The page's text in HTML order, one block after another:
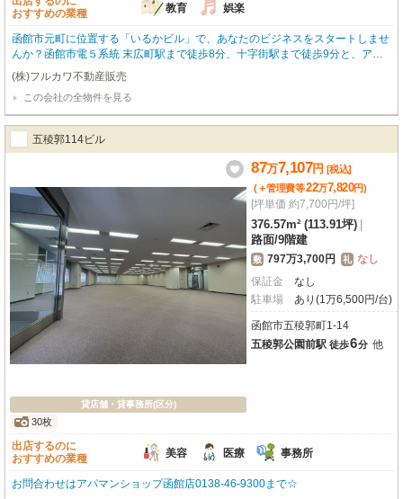
おすすめの業種
教育 娯楽
函館市元町に位置する「いるかビル」で、あなたのビジネスをスタートしませ
んか？函館市電５系統 末広町駅まで徒歩8分、十字街駅まで徒歩9分と、アク
セスしやすい立地です。歴史と文化が息づく元町エリアは、観光客も多く訪
れ、多様なビジネスチャンスが期待できます。この貸店舗・貸事務所は3階部
分、専有面積54.82m²。鉄筋コンクリート・鉄骨造のしっかりとした建物で
す。室内にはビルトインエアコン、照明器具、給排水設備が整っており、快適
な環境を提供します。さらに、防音室も備わっており、教育・スクール事業や
アミューズメント関連の店舗にもおすすめです。共用駐車場もございますの
で、お車でのアクセスも便利です。函館元町で新たな一歩を踏み出すチャンス
です。この機会にぜひご検討ください。詳細はお気軽にお問い合わせくださ
い！
(株)フルカワ不動産販売
この会社の全物件を見る
五稜郭114ビル
貸店舗・貸事務所(区分)
30枚
87万7,107円 [税込]
(＋管理費等22万7,820円)
[坪単価 約7,700円/坪]
376.57m² (113.91坪)
路面/9階建
敷 797万3,700円 礼 なし
保証金
なし
駐車場
あり(1万6,500円/台)
函館市五稜郭町1-14
五稜郭公園前駅 徒歩6分 他
出店するのに
おすすめの業種
美容 医療 事務所
お問合わせはアパマンショップ函館店0138-46-9300まで☆